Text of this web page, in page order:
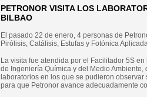
PETRONOR VISITA LOS
BILBAO
El pasado 22 de enero, 4 personas de
Pirólisis, Catálisis, Estufas y Fotónica
La visita fue atendida por el Facilitador 5S
de Ingeniería Química y del Medio
laboratorios en los que se pudieron
para que Petronor avance adecuadamente